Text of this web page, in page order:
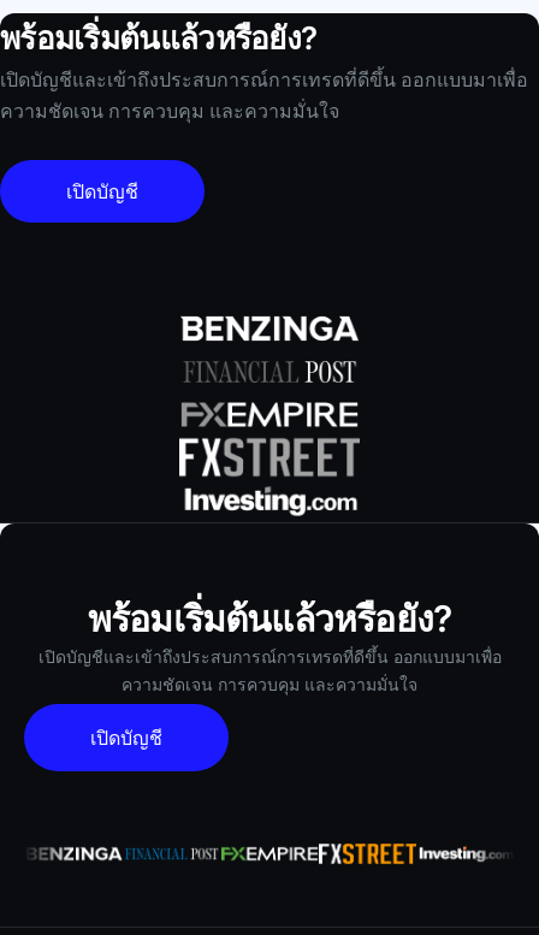
พร้อมเริ่มต้นแล้วหรือยัง?
เปิดบัญชีและเข้าถึงประสบการณ์การเทรดที่ดีขึ้น ออกแบบมาเพื่อ
ความชัดเจน การควบคุม และความมั่นใจ
เปิดบัญชี
พร้อมเริ่มต้นแล้วหรือยัง?
เปิดบัญชีและเข้าถึงประสบการณ์การเทรดที่ดีขึ้น ออกแบบมาเพื่อ
ความชัดเจน การควบคุม และความมั่นใจ
เปิดบัญชี